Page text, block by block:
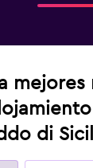
y transporte
(con
mejores
di